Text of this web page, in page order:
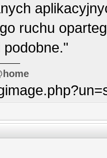
ruchu
podobne."